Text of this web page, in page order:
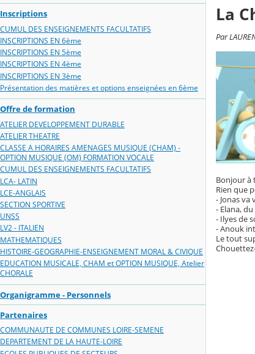
Inscriptions
CUMUL DES ENSEIGNEMENTS FACULTATIFS
INSCRIPTIONS EN 6ème
INSCRIPTIONS EN 5ème
INSCRIPTIONS EN 4ème
INSCRIPTIONS EN 3ème
Présentation des matières et options enseignées en 6ème
Offre de formation
ATELIER DEVELOPPEMENT DURABLE
ATELIER THEATRE
CLASSE A HORAIRES AMENAGES MUSIQUE (CHAM) -
OPTION MUSIQUE (OM) FORMATION VOCALE
CUMUL DES ENSEIGNEMENTS FACULTATIFS
LCA- LATIN
LCE-ANGLAIS
SECTION SPORTIVE
UNSS
LV2 - ITALIEN
MATHEMATIQUES
HISTOIRE-GEOGRAPHIE-ENSEIGNEMENT MORAL & CIVIQUE
EDUCATION MUSICALE, CHAM et OPTION MUSIQUE, Atelier
CHORALE
Organigramme - Personnels
Partenaires
COMMUNAUTE DE COMMUNES LOIRE-SEMENE
DEPARTEMENT DE LA HAUTE-LOIRE
La
Par
Bonjour à
Rien que
- Jonas
- Elana,
- Ilyes de
- Anouk
Le tout